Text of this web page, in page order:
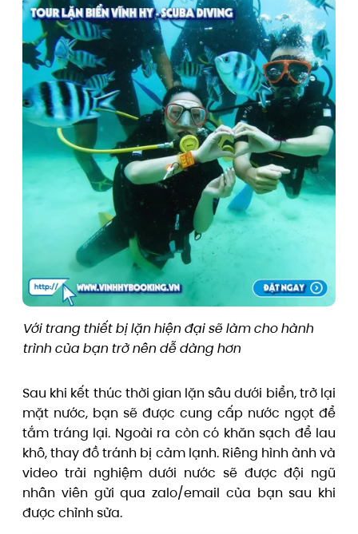
Với trang thiết bị lặn hiện đại sẽ làm cho hành
trình của bạn trở nên dễ dàng hơn
Sau khi kết thúc thời gian lặn sâu dưới biển, trở lại
mặt nước, bạn sẽ được cung cấp nước ngọt để
tắm tráng lại. Ngoài ra còn có khăn sạch để lau
khô, thay đồ tránh bị cảm lạnh. Riêng hình ảnh và
video trải nghiệm dưới nước sẽ được đội ngũ
nhân viên gửi qua zalo/email của bạn sau khi
được chỉnh sửa.